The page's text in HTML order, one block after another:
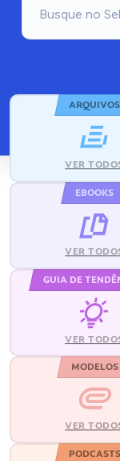
ARQUIVOS
VER
EBOOKS
VER
GUIA DE
VER
MODELOS
VER
PODCASTS